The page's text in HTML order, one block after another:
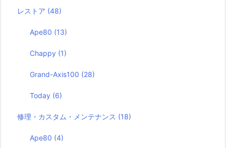
レストア (48)
Ape80 (13)
Chappy (1)
Grand-Axis100 (28)
Today (6)
修理・カスタム・メンテナンス (18)
Ape80 (4)